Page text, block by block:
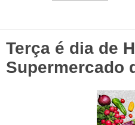
Terça é dia de
Supermercado